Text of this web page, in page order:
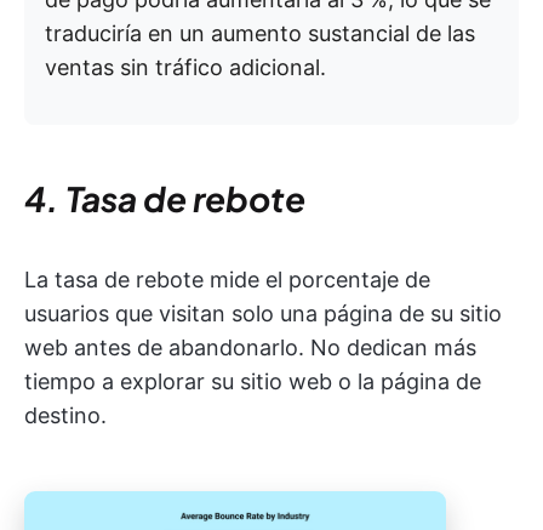
traduciría en un aumento sustancial de las
ventas sin tráfico adicional.
4. Tasa de rebote
La tasa de rebote mide el porcentaje de
usuarios que visitan solo una página de su sitio
web antes de abandonarlo. No dedican más
tiempo a explorar su sitio web o la página de
destino.